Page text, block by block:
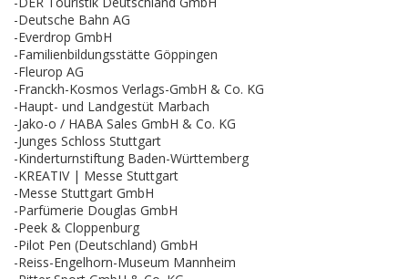
-Deutsche Bahn AG
-Everdrop GmbH
-Familienbildungsstätte Göppingen
-Fleurop AG
-Franckh-Kosmos Verlags-GmbH & Co. KG
-Haupt- und Landgestüt Marbach
-Jako-o / HABA Sales GmbH & Co. KG
-Junges Schloss Stuttgart
-Kinderturnstiftung Baden-Württemberg
-KREATIV | Messe Stuttgart
-Messe Stuttgart GmbH
-Parfümerie Douglas GmbH
-Peek & Cloppenburg
-Pilot Pen (Deutschland) GmbH
-Reiss-Engelhorn-Museum Mannheim